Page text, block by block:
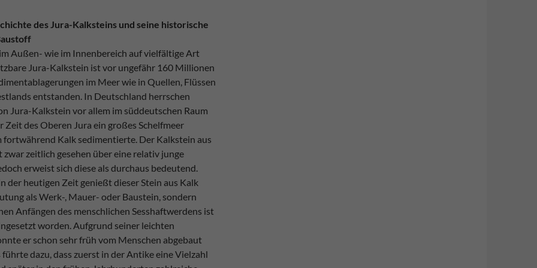
des Jura-Kalksteins und seine historische
Außen- wie im Innenbereich auf vielfältige Art
Jura-Kalkstein ist vor ungefähr 160 Millionen
im Meer wie in Quellen, Flüssen
entstanden. In Deutschland herrschen
Jura-Kalkstein vor allem im süddeutschen Raum
Zeit des Oberen Jura ein großes Schelfmeer
fortwährend Kalk sedimentierte. Der Kalkstein aus
zwar zeitlich gesehen über eine relativ junge
erweist sich diese als durchaus bedeutend.
der heutigen Zeit genießt dieser Stein aus Kalk
als Werk-, Mauer- oder Baustein, sondern
Anfängen des menschlichen Sesshaftwerdens ist
worden. Aufgrund seiner leichten
er schon sehr früh vom Menschen abgebaut
dazu, dass zuerst in der Antike eine Vielzahl
Erfahrungen
- werden
aktuell nicht
ausgewertet.
Marketing
Marketing-
Cookies -
werden
ausgewertet.